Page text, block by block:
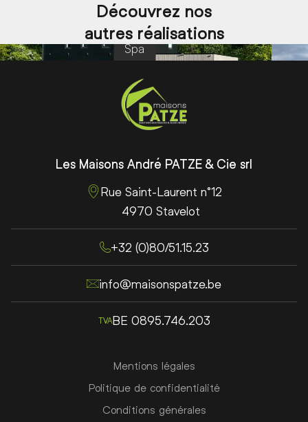
Découvrez nos
autres réalisations
Spa
Précédent
Cordonnées de Maisons Patze
Les Maisons André PATZE & Cie srl
Rue Saint-Laurent n°12
4970 Stavelot
+32 (0)80/51.15.23
info@maisonspatze.be
TVABE 0895.746.203
Mentions légales
Politique de confidentialité
Conditions générales